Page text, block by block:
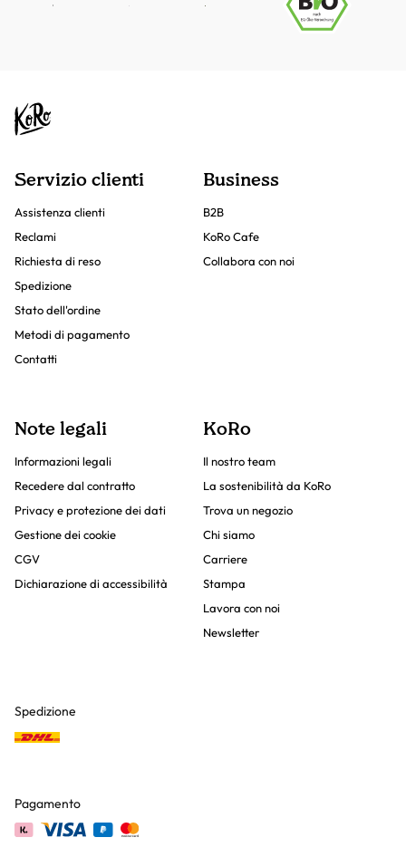
Servizio clienti
Assistenza clienti
Reclami
Richiesta di reso
Spedizione
Stato dell'ordine
Metodi di pagamento
Contatti
Business
B2B
KoRo Cafe
Collabora con noi
Note legali
Informazioni legali
Recedere dal contratto
Privacy e protezione dei dati
Gestione dei cookie
CGV
Dichiarazione di accessibilità
KoRo
Il nostro team
La sostenibilità da KoRo
Trova un negozio
Chi siamo
Carriere
Stampa
Lavora con noi
Newsletter
Spedizione
Pagamento